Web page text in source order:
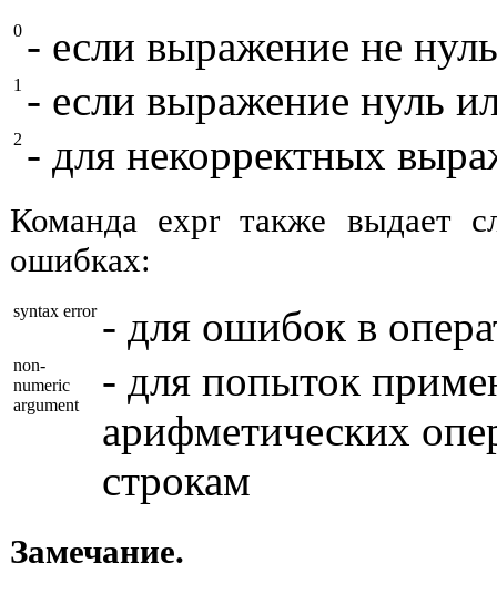
0 - если выражение не
1 - если выражение нуль
2 - для некорректных
Команда expr также выдает
ошибках:
syntax error - для ошибок в
non-
numeric
argument
- для попыток
арифметических
строкам
Замечание.